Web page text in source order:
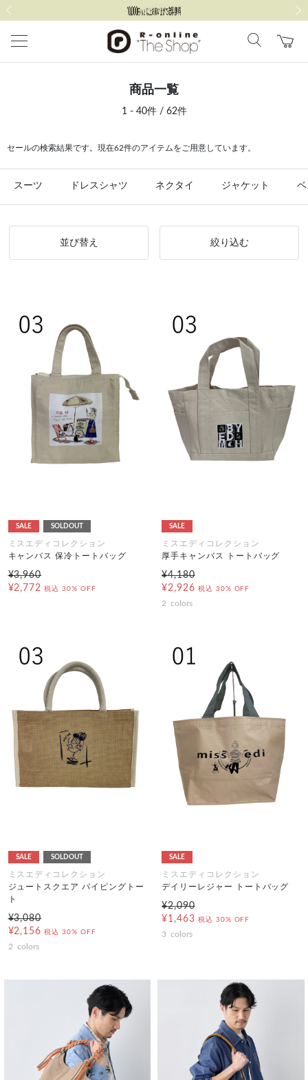
商品一覧
1 - 40件 / 62件
セールの検索結果です。現在62件のアイテムをご用意しています。
スーツ ドレスシャツ ネクタイ ジャケット
並び替え 絞り込む
SALE SOLDOUT
ミスエディコレクション
キャンバス 保冷トートバッグ
¥3,960
¥2,772
税込 30% OFF
SALE
ミスエディコレクション
厚手キャンバス トートバッグ
¥4,180
¥2,926 税込 30% OFF
2 colors
SALE SOLDOUT
ミスエディコレクション
ジュートスクエア パイピングトー
ト
¥3,080
¥2,156 税込 30% OFF
2 colors
SALE
ミスエディコレクション
デイリーレジャー トートバッグ
¥2,090
¥1,463 税込 30% OFF
3 colors